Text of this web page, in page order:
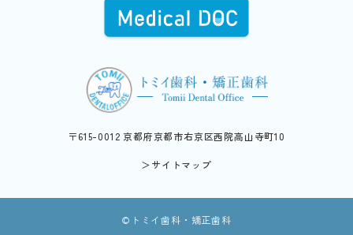
〒615-0012 京都府京都市右京区西院高山寺町10
＞サイトマップ
©︎トミイ歯科・矯正歯科